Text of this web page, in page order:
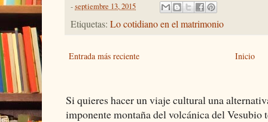
-septiembre 13, 2015
Etiquetas: Lo cotidiano en el matrimonio
Entrada más reciente Inicio
Si quieres hacer un viaje cultural una
imponente montaña del volcánica del Vesubio